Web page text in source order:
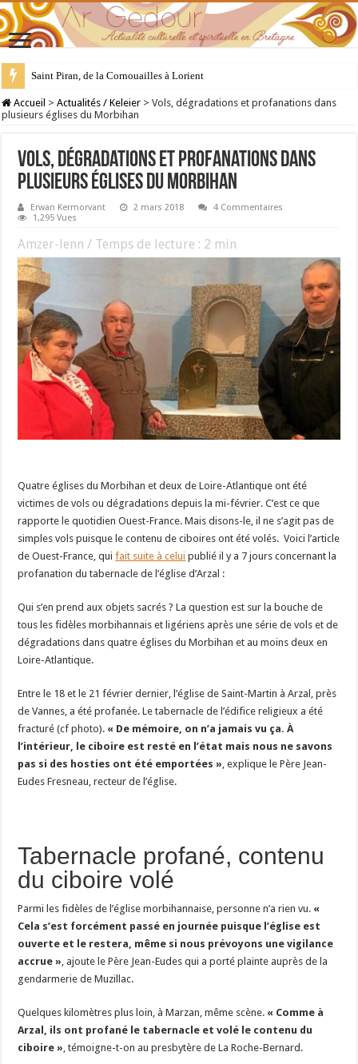
28 juillet : Saint Samson de Dol, père de la Bretagne chrétienne
Accueil > Actualités / Keleier > Vols, dégradations et profanations dans
plusieurs églises du Morbihan
Vols, dégradations et profanations dans
plusieurs églises du Morbihan
Erwan Kermorvant 2 mars 2018
4 Commentaires
1,295 Vues
Amzer-lenn / Temps de lecture : 2 min
Quatre églises du Morbihan et deux de Loire-Atlantique ont été
victimes de vols ou dégradations depuis la mi-février. C’est ce que
rapporte le quotidien Ouest-France. Mais disons-le, il ne s’agit pas de
simples vols puisque le contenu de ciboires ont été volés. Voici l’article
de Ouest-France, quifait suite à celui publié il y a 7 jours concernant la
profanation du tabernacle de l’église d’Arzal :
Qui s’en prend aux objets sacrés ? La question est sur la bouche de
tous les fidèles morbihannais et ligériens après une série de vols et de
dégradations dans quatre églises du Morbihan et au moins deux en
Loire-Atlantique.
Entre le 18 et le 21 février dernier, l’église de Saint-Martin à Arzal, près
de Vannes, a été profanée. Le tabernacle de l’édifice religieux a été
fracturé (cf photo). « De mémoire, on n’a jamais vu ça. À
l’intérieur, le ciboire est resté en l’état mais nous ne savons
pas si des hosties ont été emportées » , explique le Père Jean-
Eudes Fresneau, recteur de l’église.
Tabernacle profané, contenu
du ciboire volé
Parmi les fidèles de l’église morbihannaise, personne n’a rien vu. «
Cela s’est forcément passé en journée puisque l’église est
ouverte et le restera, même si nous prévoyons une vigilance
accrue » , ajoute le Père Jean-Eudes qui a porté plainte auprès de la
gendarmerie de Muzillac.
Quelques kilomètres plus loin, à Marzan, même scène. « Comme à
Arzal, ils ont profané le tabernacle et volé le contenu du
ciboire » , témoigne-t-on au presbytère de La Roche-Bernard.